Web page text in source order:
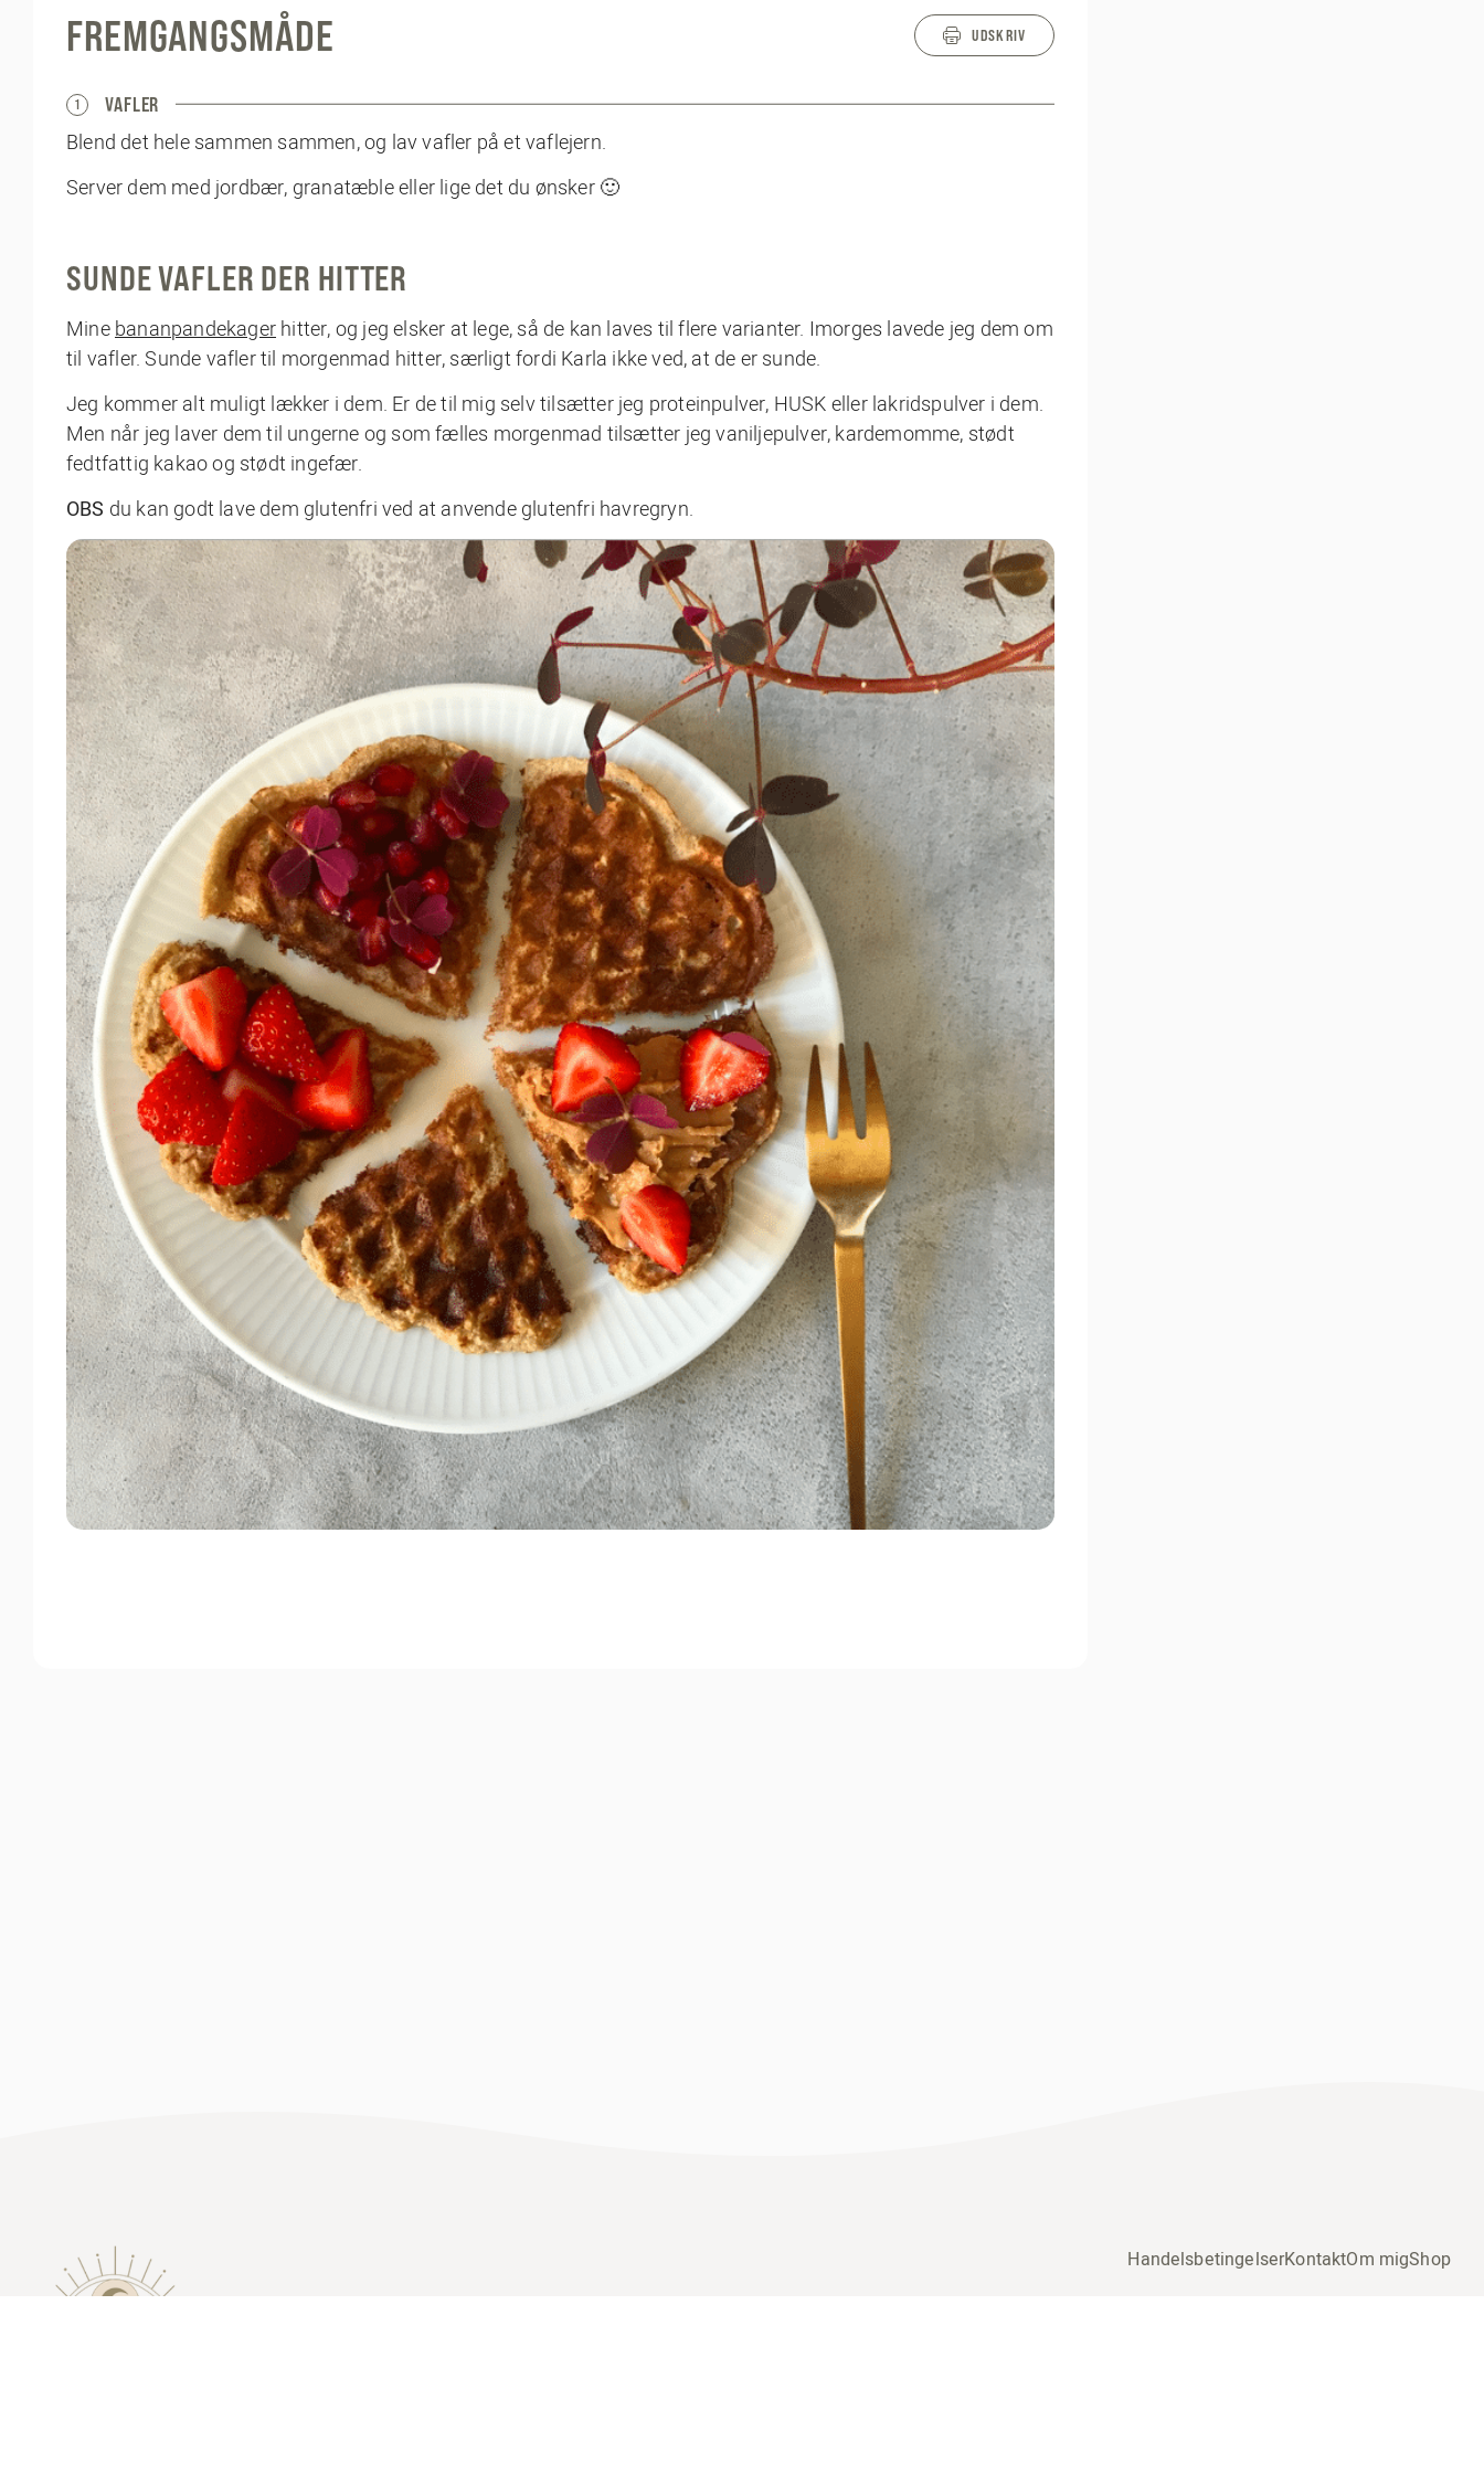
FREMGANGSMÅDE UDSKRIV
1 VAFLER
Blend det hele sammen sammen, og lav vafler på et vaflejern.
Server dem med jordbær, granatæble eller lige det du ønsker 🙂
SUNDE VAFLER DER HITTER
Mine bananpandekager hitter, og jeg elsker at lege, så de kan laves til flere varianter. Imorges lavede jeg dem om
til vafler. Sunde vafler til morgenmad hitter, særligt fordi Karla ikke ved, at de er sunde.
Jeg kommer alt muligt lækker i dem. Er de til mig selv tilsætter jeg proteinpulver, HUSK eller lakridspulver i dem.
Men når jeg laver dem til ungerne og som fælles morgenmad tilsætter jeg vaniljepulver, kardemomme, stødt
fedtfattig kakao og stødt ingefær.
OBS du kan godt lave dem glutenfri ved at anvende glutenfri havregryn.
HandelsbetingelserKontaktOm migShop